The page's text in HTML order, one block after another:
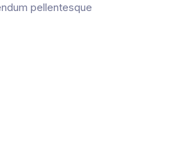
pellentesque